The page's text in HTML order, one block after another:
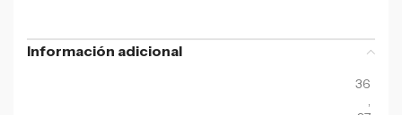
Información adicional
36
,